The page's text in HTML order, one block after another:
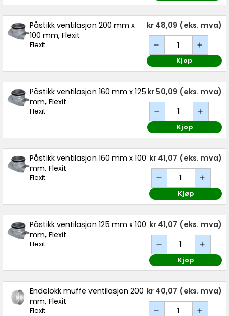
Påstikk ventilasjon 200 mm x
100 mm, Flexit
Flexit
kr 48,09 (eks. mva)
Kjøp
Påstikk ventilasjon 160 mm x 125
mm, Flexit
Flexit
kr 50,09 (eks. mva)
Kjøp
Påstikk ventilasjon 160 mm x 100
mm, Flexit
Flexit
kr 41,07 (eks. mva)
Kjøp
Påstikk ventilasjon 125 mm x 100
mm, Flexit
Flexit
kr 41,07 (eks. mva)
Kjøp
Endelokk muffe ventilasjon 200
mm, Flexit
Flexit
kr 40,07 (eks. mva)